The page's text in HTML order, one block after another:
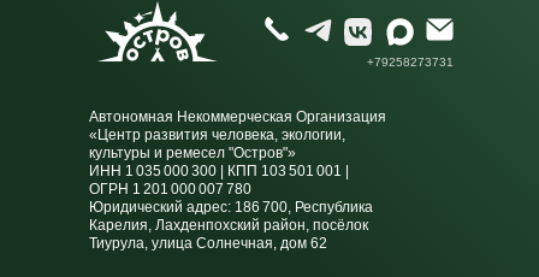
Автономная Некоммерческая Организация
«Центр развития человека, экологии,
культуры и ремесел "Остров"»
ИНН 1 035 000 300 | КПП 103 501 001 |
ОГРН 1 201 000 007 780
Юридический адрес: 186 700, Республика
Карелия, Лахденпохский район, посёлок
Тиурула, улица Солнечная, дом 62
+79258273731